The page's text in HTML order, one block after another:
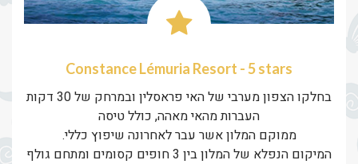
Constance Lémuria Resort - 5 stars
בחלקו הצפון מערבי של האי פראסלין ובמרחק של 30 דקות
העברות מהאי מאהה, כולל טיסה
ממוקם המלון אשר עבר לאחרונה שיפוץ כללי.
המיקום הנפלא של המלון בין 3 חופים קסומים ומתחם גולף